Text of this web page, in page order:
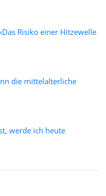
Risiko einer Hitzewelle
die mittelalterliche
werde ich heute